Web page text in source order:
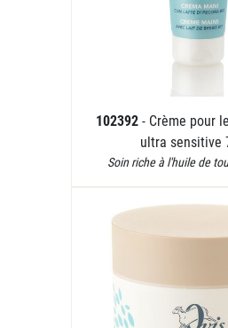
102392 - Crème pour
ultra sensitive
Soin riche à l'huile de